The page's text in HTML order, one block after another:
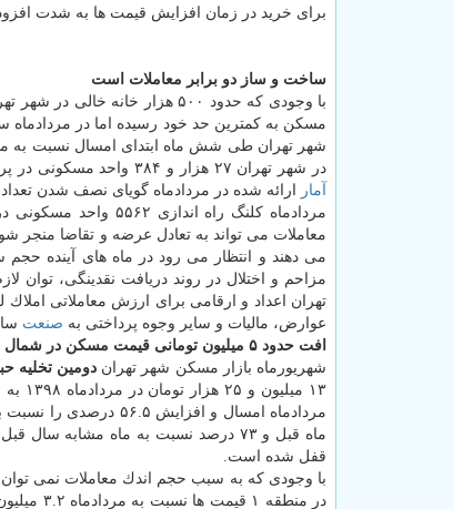
برای خرید در زمان افزایش قیمت ها به شدت
ساخت و ساز دو برابر معاملات است
با وجودی كه حدود ۵۰۰ هزار
مسكن به كمترین حد خود رسیده اما در مردادماه
در شهر تهران ۲۷ هزار و ۳۸۴ واحد مسكونی در پروانه های ساختمانی تعریف شده كه ۲۸۱۹ واحد كمتر از تعداد خرید و فروش مسكن بوده اما
آمار
ارائه شده در مردادماه گویای نصف شدن
معاملات می تواند به تعادل عرضه و تقاضا منجر
می دهند و انتظار می رود در ماه های آینده
عوارض، مالیات و سایر وجوه پرداختی به صنعت
افت حدود ۵ میلیون تومانی قیمت مسكن در شمال تهران
شهریورماه بازار مسكن شهر تهران دومین تخلیه
ماه قبل و ۷۳ درصد نسبت به ماه
قفل شده است.
با وجودی كه به سبب حجم اندك معاملات نمی